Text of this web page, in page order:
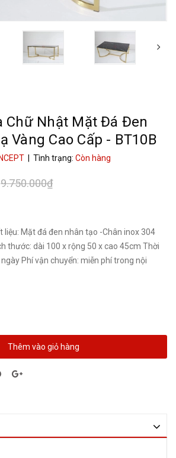
Chữ Nhật Mặt Đá Đen
Vàng Cao Cấp - BT10B
| Tình trạng: Còn hàng
9.750.000₫
thước: dài 100 x rộng 50 x cao 45cm Thời
Phí vận chuyển: miễn phí trong nội
Thêm vào giỏ hàng